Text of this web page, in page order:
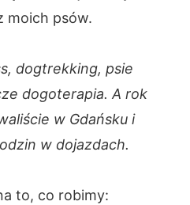
moich psów.
dogtrekking, psie
dogoterapia. A rok
w Gdańsku i
w dojazdach.
to, co robimy: